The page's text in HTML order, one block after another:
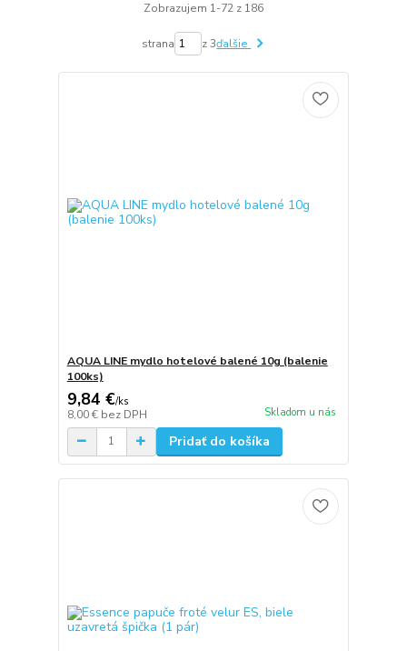
Zobrazujem 1-72 z 186
strana z 3ďalšie
AQUA LINE mydlo hotelové balené 10g (balenie
100ks)
9,84 €/ks
8,00 € bez DPH Skladom u nás
Pridať do košíka